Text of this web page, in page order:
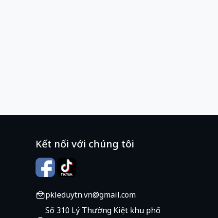
Kết nối với chúng tôi
pkleduytn.vn@gmail.com
Số 310 Lý Thường Kiệt khu phố